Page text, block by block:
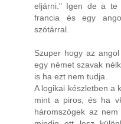
eljárni." Igen de a te
francia és egy
szótárral.
Szuper hogy az
egy német szavak
is ha ezt nem tudja.
A logikai készletben a
mint a piros, és ha
háromszögek az